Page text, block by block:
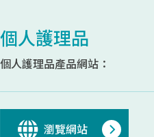
個人護理品
個人護理品產品網站：
瀏覽網站